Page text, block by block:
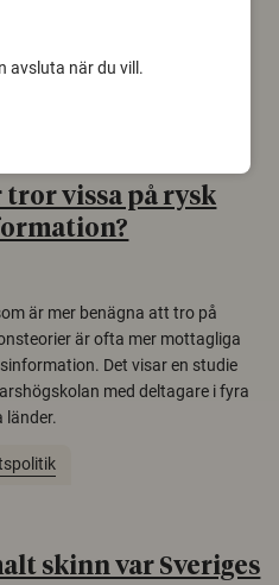
tror vissa på rysk
är mer benägna att tro på
är ofta mer mottagliga
Det visar en studie
med deltagare i fyra
länder.
skinn var Sveriges
avsluta när du vill.